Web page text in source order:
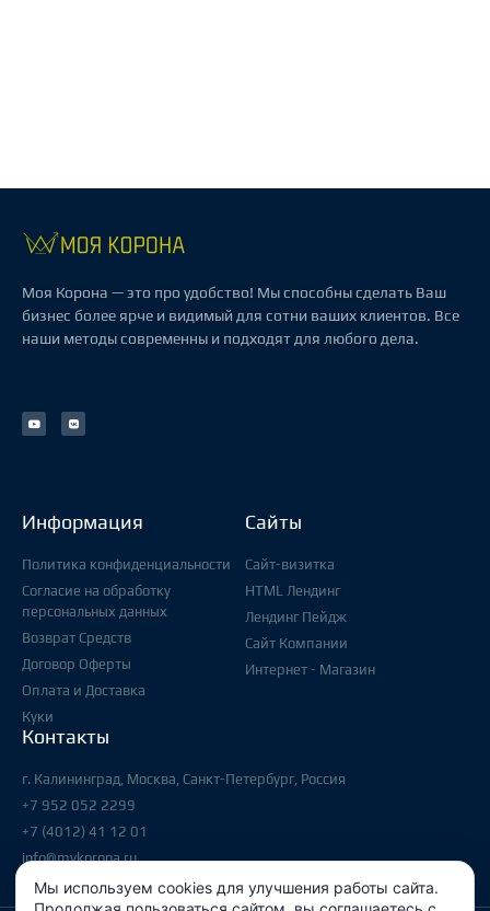
Моя Корона — это про удобство! Мы способны сделать Ваш
бизнес более ярче и видимый для сотни ваших клиентов. Все
наши методы современны и подходят для любого дела.
Информация
Политика конфиденциальности
Согласие на обработку
персональных данных
Возврат Средств
Договор Оферты
Оплата и Доставка
Куки
Сайты
Сайт-визитка
HTML Лендинг
Лендинг Пейдж
Сайт Компании
Интернет - Магазин
Контакты
г. Калининград, Москва, Санкт-Петербург, Россия
+7 952 052 2299
+7 (4012) 41 12 01
info@mykorona.ru
Мы используем cookies для улучшения работы сайта.